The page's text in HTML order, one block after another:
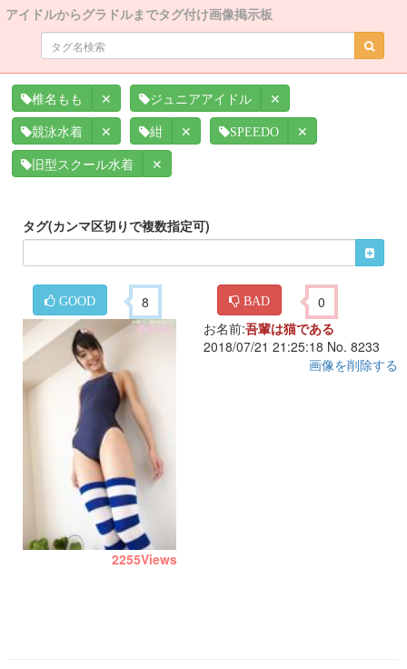
アイドルからグラドルまでタグ付け画像掲示板
椎名もも ✕ ジュニアアイドル ✕
競泳水着 ✕ 紺 ✕ SPEEDO ✕
旧型スクール水着 ✕
タグ(カンマ区切りで複数指定可)
GOOD 8 BAD 0
2255Views
お名前:吾輩は猫である
2018/07/21 21:25:18 No. 8233
画像を削除する